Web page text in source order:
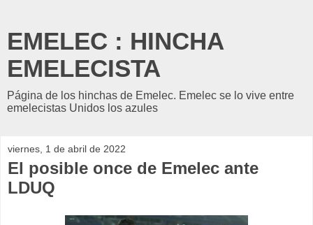
EMELEC : HINCHA
EMELECISTA
Página de los hinchas de Emelec. Emelec se lo vive entre
emelecistas Unidos los azules
viernes, 1 de abril de 2022
El posible once de Emelec ante
LDUQ